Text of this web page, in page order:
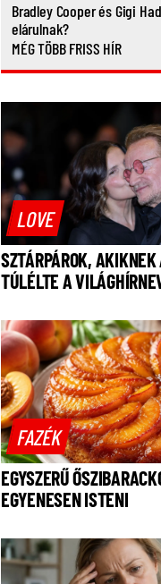
Bradley Cooper és Gigi
elárulnak?
MÉG TÖBB FRISS HÍR
LOVE
SZTÁRPÁROK, AKIKNEK
TÚLÉLTE A
FAZÉK
EGYSZERŰ
EGYENESEN ISTENI